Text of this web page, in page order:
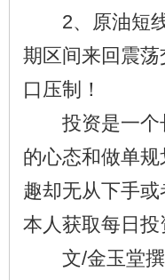
2、原油短线
期区间来回震
口压制！
投资是一个长
的心态和做单
趣却无从下手
本人获取每日投
文/金玉堂撰